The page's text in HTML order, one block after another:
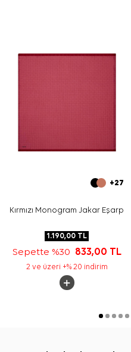
+27
Kırmızı Monogram Jakar Eşarp
1.190,00 TL
Sepette %30 833,00 TL
2 ve üzeri +% 20 indirim